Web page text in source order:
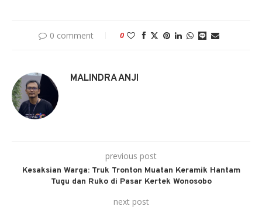
0 comment 0
MALINDRA ANJI
previous post
Kesaksian Warga: Truk Tronton Muatan Keramik Hantam
Tugu dan Ruko di Pasar Kertek Wonosobo
next post